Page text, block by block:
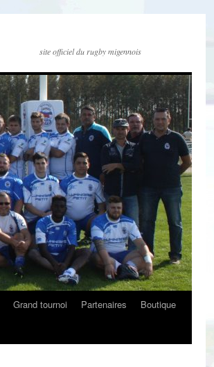
site officiel du rugby migennois
Grand tournoi Partenaires
Boutique